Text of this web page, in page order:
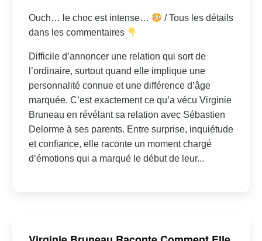
Ouch… le choc est intense…
/ Tous les détails
dans les commentaires
Difficile d’annoncer une relation qui sort de
l’ordinaire, surtout quand elle implique une
personnalité connue et une différence d’âge
marquée. C’est exactement ce qu’a vécu Virginie
Bruneau en révélant sa relation avec Sébastien
Delorme à ses parents. Entre surprise, inquiétude
et confiance, elle raconte un moment chargé
d’émotions qui a marqué le début de leur...